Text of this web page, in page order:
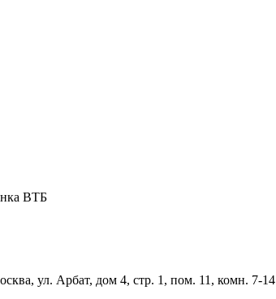
ВТБ
ул. Арбат, дом 4, стр. 1, пом. 11, комн. 7-14